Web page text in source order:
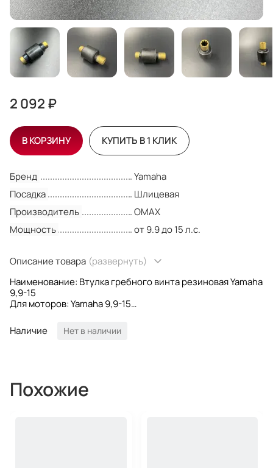
Бренд
Yamaha
Посадка
Шлицевая
Производитель
OMAX
Мощность
от 9.9 до 15 л.с.
Описание товара (развернуть)
Наименование: Втулка гребного винта резиновая Yamaha
9,9-15
Для моторов: Yamaha 9,9-15
Количество шлицев: 8
OEM номера: 683-45981-00
Наличие Нет в наличии
2 092 ₽
В КОРЗИНУ КУПИТЬ В 1 КЛИК
Похожие